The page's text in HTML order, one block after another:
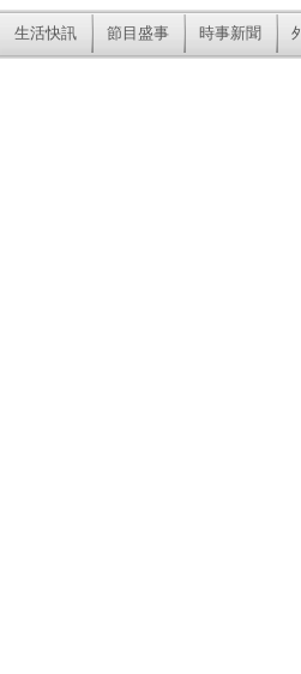
生活快訊 節目盛事 時事新聞